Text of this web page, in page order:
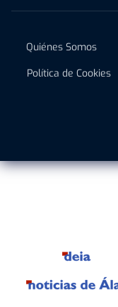
Quiénes Somos
Política de Cookies